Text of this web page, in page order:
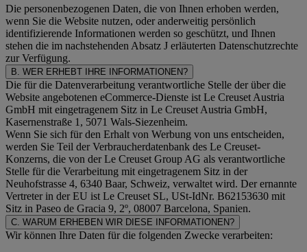
Die personenbezogenen Daten, die von Ihnen erhoben werden,
wenn Sie die Website nutzen, oder anderweitig persönlich
identifizierende Informationen werden so geschützt, und Ihnen
stehen die im nachstehenden Absatz J erläuterten Datenschutzrechte
zur Verfügung.
B. WER ERHEBT IHRE INFORMATIONEN?
Die für die Datenverarbeitung verantwortliche Stelle der über die
Website angebotenen eCommerce-Dienste ist Le Creuset Austria
GmbH mit eingetragenem Sitz in Le Creuset Austria GmbH,
Kasernenstraße 1, 5071 Wals-Siezenheim.
Wenn Sie sich für den Erhalt von Werbung von uns entscheiden,
werden Sie Teil der Verbraucherdatenbank des Le Creuset-
Konzerns, die von der Le Creuset Group AG als verantwortliche
Stelle für die Verarbeitung mit eingetragenem Sitz in der
Neuhofstrasse 4, 6340 Baar, Schweiz, verwaltet wird. Der ernannte
Vertreter in der EU ist Le Creuset SL, USt-IdNr. B62153630 mit
Sitz in Paseo de Gracia 9, 2º, 08007 Barcelona, Spanien.
C. WARUM ERHEBEN WIR DIESE INFORMATIONEN?
Wir können Ihre Daten für die folgenden Zwecke verarbeiten: